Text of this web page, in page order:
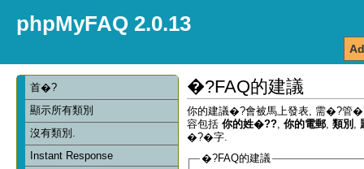
phpMyFAQ 2.0.13
首�?
顯示所有類別
沒有類別.
Instant Response
�?FAQ的建議
你的建議�?會被馬上發表, 需�?管
容包括 你的姓�?? 你的電郵 類別
�?�字.
�?FAQ的建議